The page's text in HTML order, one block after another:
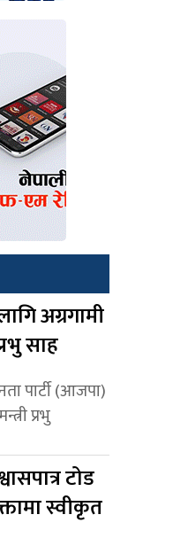
अग्रगामी
साह
पार्टी (आजपा)
प्रभु
टोड
स्वीकृत